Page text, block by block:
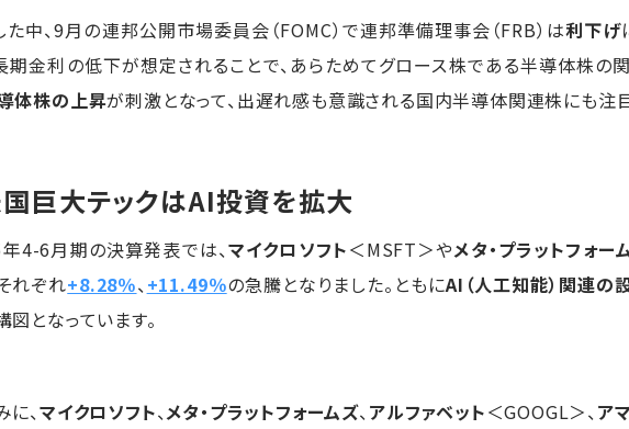
た中、9月の連邦公開市場委員会（FOMC）で連邦準備理事会（FRB）は利下げ
期金利の低下が想定されることで、あらためてグロース株である半導体株の
体株の上昇が刺激となって、出遅れ感も意識される国内半導体関連株にも注
巨大テックはAI投資を拡大
4-6月期の決算発表では、マイクロソフト＜MSFT＞やメタ・プラットフォー
れぞれ+8.28％、+11.49％の急騰となりました。ともにAI（人工知能）関連の
図となっています。
に、マイクロソフト、メタ・プラットフォームズ、アルファベット＜GOOGL＞、ア